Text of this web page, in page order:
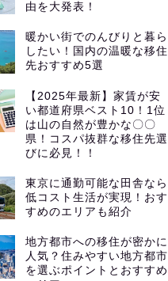
由を大発表！
暖かい街でのんびりと暮ら
したい！国内の温暖な移住
先おすすめ5選
【2025年最新】家賃が安
い都道府県ベスト10！1位
は山の自然が豊かな〇〇
県！コスパ抜群な移住先選
びに必見！！
東京に通勤可能な田舎なら
低コスト生活が実現！おす
すめのエリアも紹介
地方都市への移住が密かに
人気？住みやすい地方都市
を選ぶポイントとおすすめ